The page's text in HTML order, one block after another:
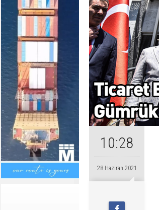
10:28
28 Haziran 2021